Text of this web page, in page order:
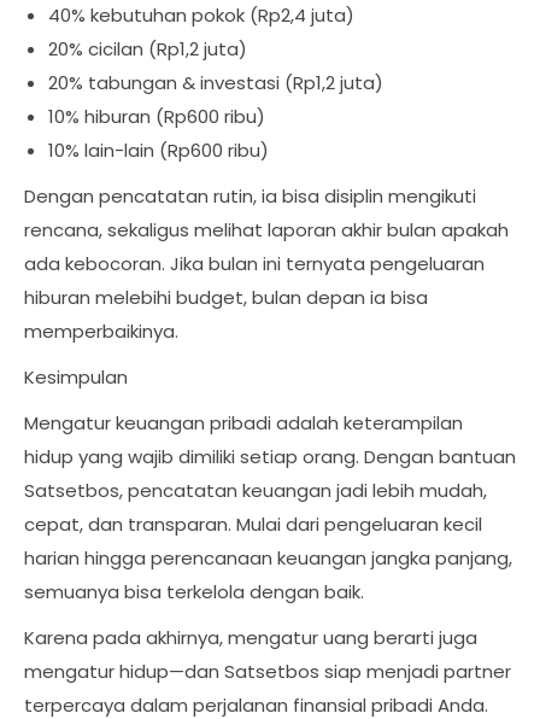
40% kebutuhan pokok (Rp2,4 juta)
20% cicilan (Rp1,2 juta)
20% tabungan & investasi (Rp1,2 juta)
10% hiburan (Rp600 ribu)
10% lain-lain (Rp600 ribu)
Dengan pencatatan rutin, ia bisa disiplin mengikuti
rencana, sekaligus melihat laporan akhir bulan apakah
ada kebocoran. Jika bulan ini ternyata pengeluaran
hiburan melebihi budget, bulan depan ia bisa
memperbaikinya.
Kesimpulan
Mengatur keuangan pribadi adalah keterampilan
hidup yang wajib dimiliki setiap orang. Dengan bantuan
Satsetbos, pencatatan keuangan jadi lebih mudah,
cepat, dan transparan. Mulai dari pengeluaran kecil
harian hingga perencanaan keuangan jangka panjang,
semuanya bisa terkelola dengan baik.
Karena pada akhirnya, mengatur uang berarti juga
mengatur hidup—dan Satsetbos siap menjadi partner
terpercaya dalam perjalanan finansial pribadi Anda.